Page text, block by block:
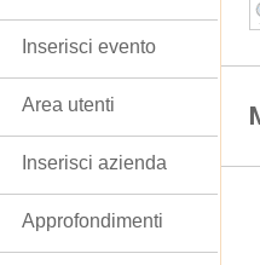
Inserisci evento
Area utenti
Inserisci azienda
Approfondimenti